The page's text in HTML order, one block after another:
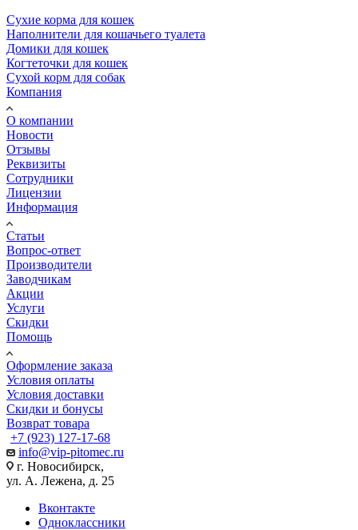
Сухие корма для кошек
Наполнители для кошачьего туалета
Домики для кошек
Когтеточки для кошек
Сухой корм для собак
Компания
О компании
Новости
Отзывы
Реквизиты
Сотрудники
Лицензии
Информация
Статьи
Вопрос-ответ
Производители
Заводчикам
Акции
Услуги
Скидки
Помощь
Оформление заказа
Условия оплаты
Условия доставки
Скидки и бонусы
Возврат товара
+7 (923) 127-17-68
info@vip-pitomec.ru
г. Новосибирск,
ул. А. Лежена, д. 25
Вконтакте
Одноклассники